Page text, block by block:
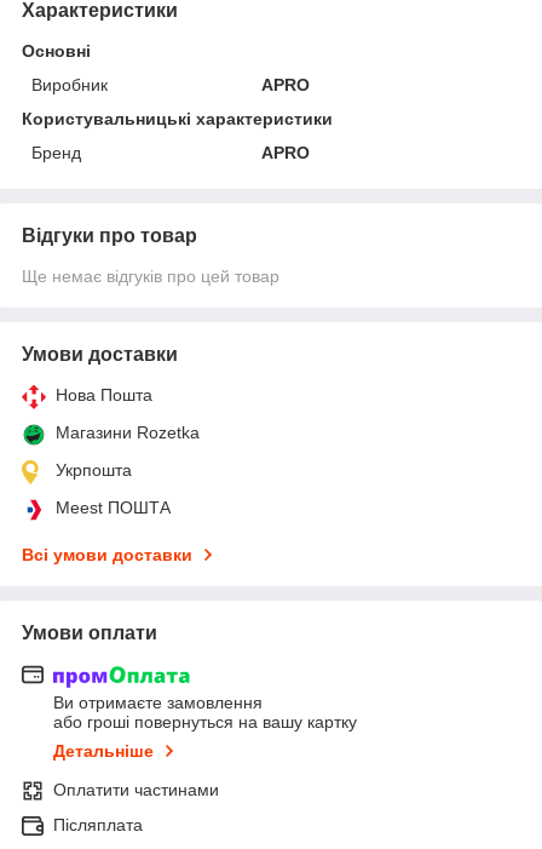
Характеристики
Основні
Виробник
APRO
Користувальницькі характеристики
Бренд
APRO
Відгуки про товар
Ще немає відгуків про цей товар
Умови доставки
Нова Пошта
Магазини Rozetka
Укрпошта
Meest ПОШТА
Всі умови доставки
Умови оплати
Ви отримаєте замовлення
або гроші повернуться на вашу картку
Детальніше
Оплатити частинами
Післяплата